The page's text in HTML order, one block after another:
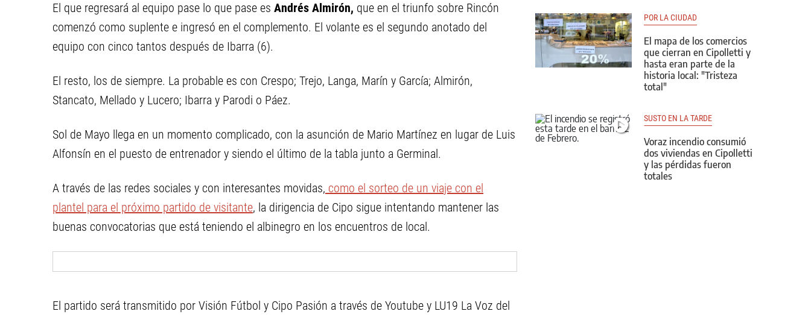
El que regresará al equipo pase lo que pase es Andrés Almirón, que en el triunfo sobre Rincón
comenzó como suplente e ingresó en el complemento. El volante es el segundo anotado del
equipo con cinco tantos después de Ibarra (6).
El resto, los de siempre. La probable es con Crespo; Trejo, Langa, Marín y García; Almirón,
Stancato, Mellado y Lucero; Ibarra y Parodi o Páez.
Sol de Mayo llega en un momento complicado, con la asunción de Mario Martínez en lugar de Luis
Alfonsín en el puesto de entrenador y siendo el último de la tabla junto a Germinal.
A través de las redes sociales y con interesantes movidas, como el sorteo de un viaje con el
plantel para el próximo partido de visitante, la dirigencia de Cipo sigue intentando mantener las
buenas convocatorias que está teniendo el albinegro en los encuentros de local.
El partido será transmitido por Visión Fútbol y Cipo Pasión a través de Youtube y LU19 La Voz del
POR LA CIUDAD
El mapa de los comercios
que cierran en Cipolletti y
hasta eran parte de la
historia local: "Tristeza
total"
SUSTO EN LA TARDE
Voraz incendio consumió
dos viviendas en Cipolletti
y las pérdidas fueron
totales